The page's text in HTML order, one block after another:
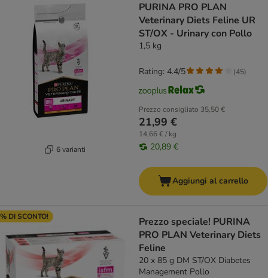
6 varianti
PURINA PRO PLAN
Veterinary Diets Feline UR
ST/OX - Urinary con Pollo
1,5 kg
Prezzo consigliato 35,50 €
21,99 €
14,66 € / kg
20,89 €
Rating: 4.4/5 (45)
Aggiungi al carrello
DI SCONTO!
Prezzo speciale! PURINA
PRO PLAN Veterinary Diets
Feline
20 x 85 g DM ST/OX Diabetes
Management Pollo